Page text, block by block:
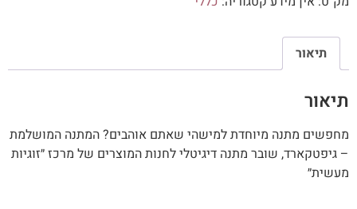
תיאור
תיאור
מחפשים מתנה מיוחדת למישהי שאתם אוהבים? המתנה המושלמת
– גיפטקארד, שובר מתנה דיגיטלי לחנות המוצרים של מרכז ״זוגיות
מעשית״